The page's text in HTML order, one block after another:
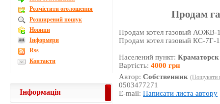
Продам
Продам котел газовый АОЖВ-
Продам котел газовый КС-7Г-
Населений пункт:Краматорск
Вартість:4000 грн
Автор:Собственник (Пошукати
0503477271
E-mail:Написати листа автору
Розмістити оголошення
Розширений пошук
Новини
Інформери
Rss
Контакти
Інформація